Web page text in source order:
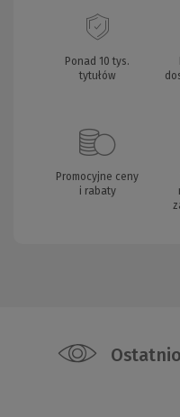
Ponad 10 tys.
tytułów
Promocyjne ceny
i rabaty